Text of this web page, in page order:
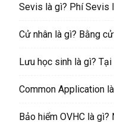
Sevis là gì? Phí Sevis
Cử nhân là gì? Bằng
Lưu học sinh là gì?
Common Application
Bảo hiểm OVHC là